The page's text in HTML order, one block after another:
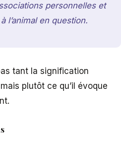
personnelles et
l’animal en question.
tant la signification
plutôt ce qu’il évoque